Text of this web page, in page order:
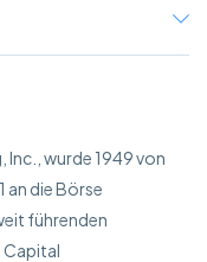
wurde 1949 von
an die Börse
führenden
Capital